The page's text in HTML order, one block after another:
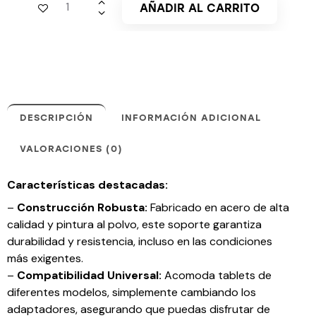
AÑADIR AL CARRITO
DESCRIPCIÓN INFORMACIÓN ADICIONAL
VALORACIONES (0)
Características destacadas:
– Construcción Robusta: Fabricado en acero de alta
calidad y pintura al polvo, este soporte garantiza
durabilidad y resistencia, incluso en las condiciones
más exigentes.
– Compatibilidad Universal: Acomoda tablets de
diferentes modelos, simplemente cambiando los
adaptadores, asegurando que puedas disfrutar de